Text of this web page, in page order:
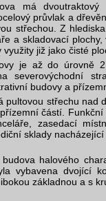
má
průvlak a
střechou. Z
a skladovací plochy,
již jako čisté
je až do úrovně
severovýchodní
budovy a
pultovou střechu nad
částí.
zasedací
sklady
halového
vybavena dvojící
základnou a s